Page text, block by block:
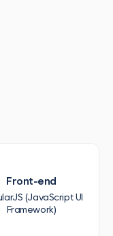
Front-end
(JavaScript UI
Framework)